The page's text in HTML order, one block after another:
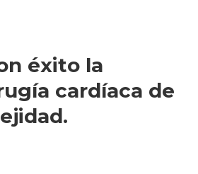
éxito la
cardíaca de